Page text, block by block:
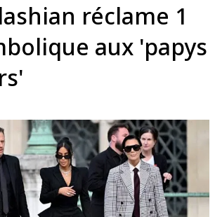
réclame 1
aux 'papys